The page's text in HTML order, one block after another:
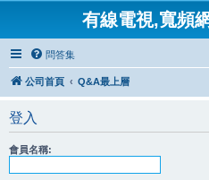
有線電視,寬頻
問答集
公司首頁 Q&A最上層
登入
會員名稱: